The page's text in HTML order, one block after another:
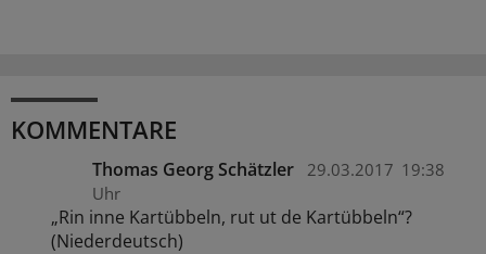
KOMMENTARE
Thomas Georg Schätzler 29.03.2017 19:38
Uhr
„Rin inne Kartübbeln, rut ut de Kartübbeln“?
(Niederdeutsch)